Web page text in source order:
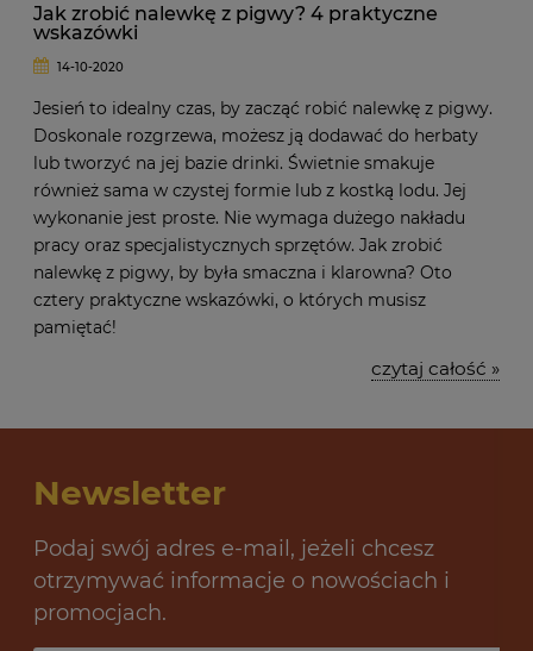
Jak zrobić nalewkę z pigwy? 4 praktyczne
wskazówki
14-10-2020
Jesień to idealny czas, by zacząć robić nalewkę z pigwy.
Doskonale rozgrzewa, możesz ją dodawać do herbaty
lub tworzyć na jej bazie drinki. Świetnie smakuje
również sama w czystej formie lub z kostką lodu. Jej
wykonanie jest proste. Nie wymaga dużego nakładu
pracy oraz specjalistycznych sprzętów. Jak zrobić
nalewkę z pigwy, by była smaczna i klarowna? Oto
cztery praktyczne wskazówki, o których musisz
pamiętać!
czytaj całość »
Newsletter
Podaj swój adres e-mail, jeżeli chcesz
otrzymywać informacje o nowościach i
promocjach.